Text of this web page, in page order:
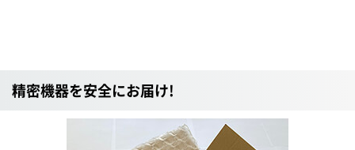
精密機器を安全にお届け!